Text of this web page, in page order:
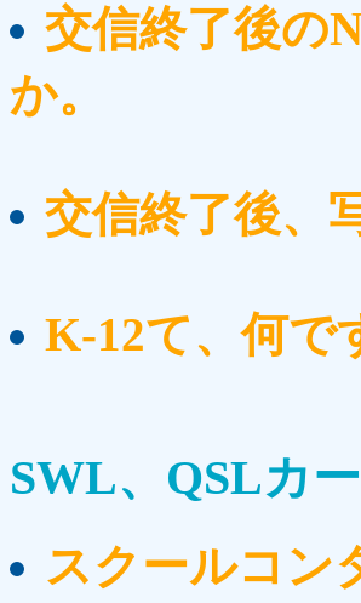
交信終了後の
か。
交信終了後、
K-12て、何で
SWL、QSLカ
スクールコン